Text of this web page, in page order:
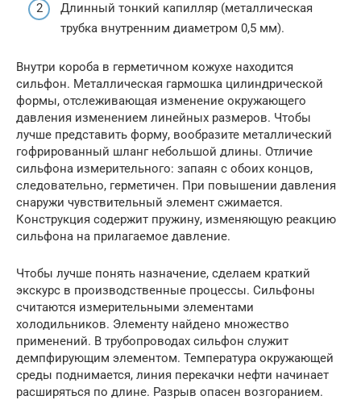
Длинный тонкий капилляр (металлическая
трубка внутренним диаметром 0,5 мм).
Внутри короба в герметичном кожухе находится
сильфон. Металлическая гармошка цилиндрической
формы, отслеживающая изменение окружающего
давления изменением линейных размеров. Чтобы
лучше представить форму, вообразите металлический
гофрированный шланг небольшой длины. Отличие
сильфона измерительного: запаян с обоих концов,
следовательно, герметичен. При повышении давления
снаружи чувствительный элемент сжимается.
Конструкция содержит пружину, изменяющую реакцию
сильфона на прилагаемое давление.
Чтобы лучше понять назначение, сделаем краткий
экскурс в производственные процессы. Сильфоны
считаются измерительными элементами
холодильников. Элементу найдено множество
применений. В трубопроводах сильфон служит
демпфирующим элементом. Температура окружающей
среды поднимается, линия перекачки нефти начинает
расширяться по длине. Разрыв опасен возгоранием.